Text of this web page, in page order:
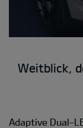
Weitblick,
Adaptive Dual-